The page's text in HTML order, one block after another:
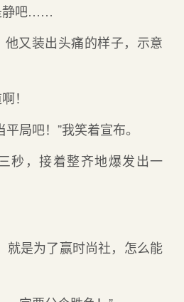
静吧……
又装出头痛的样子，示意
！
局吧！”我笑着宣布。
，接着整齐地爆发出一
是为了赢时尚社，怎么能